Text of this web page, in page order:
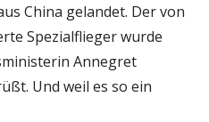
China gelandet. Der von
Spezialflieger wurde
Annegret
Und weil es so ein